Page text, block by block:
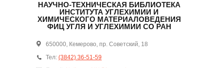
НАУЧНО-ТЕХНИЧЕСКАЯ БИБЛИОТЕКА
ИНСТИТУТА УГЛЕХИМИИ И
ХИМИЧЕСКОГО МАТЕРИАЛОВЕДЕНИЯ
ФИЦ УГЛЯ И УГЛЕХИМИИ СО РАН
650000, Кемерово, пр. Советский, 18
Тел: (3842) 36-51-59